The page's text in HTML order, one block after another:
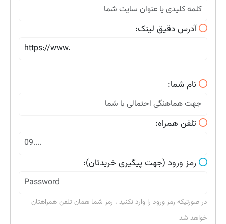
آدرس دقیق لینک:
نام شما:
تلفن همراه:
رمز ورود (جهت پیگیری خریدتان):
در صورتیکه رمز ورود را وارد نکنید ، رمز شما همان تلفن همراهتان
خواهد شد